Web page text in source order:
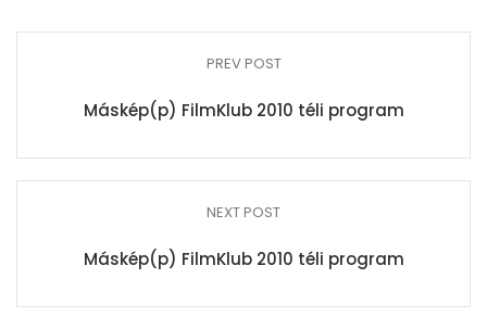
PREV POST
Máskép(p) FilmKlub 2010 téli program
NEXT POST
Máskép(p) FilmKlub 2010 téli program